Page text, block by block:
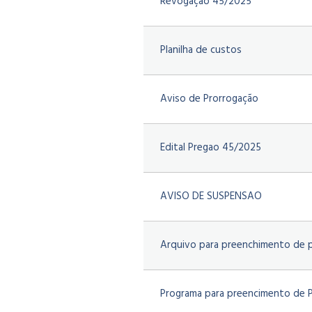
Planilha de custos
Aviso de Prorrogação
Edital Pregao 45/2025
AVISO DE SUSPENSAO
Arquivo para preenchimento de
Programa para preencimento de